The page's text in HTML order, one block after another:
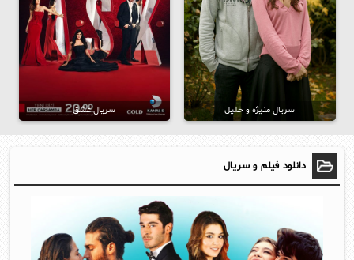
سریال منیژه و خلیل سریال عشق
دانلود فیلم و سریال